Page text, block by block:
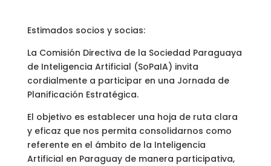
Estimados socios y socias:
La Comisión Directiva de la Sociedad Paraguaya
de Inteligencia Artificial (SoPaIA) invita
cordialmente a participar en una Jornada de
Planificación Estratégica.
El objetivo es establecer una hoja de ruta clara
y eficaz que nos permita consolidarnos como
referente en el ámbito de la Inteligencia
Artificial en Paraguay de manera participativa,